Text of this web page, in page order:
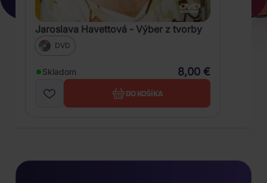
Jaroslava Havettová - Výber z tvorby
DVD
Skladom 8,00 €
DO KOŠÍKA